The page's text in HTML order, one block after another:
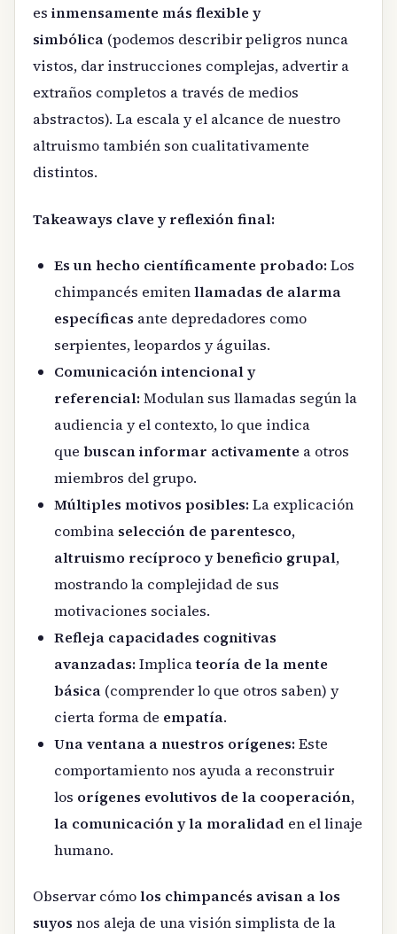
es inmensamente más flexible y
simbólica (podemos describir peligros nunca
vistos, dar instrucciones complejas, advertir a
extraños completos a través de medios
abstractos). La escala y el alcance de nuestro
altruismo también son cualitativamente
distintos.
Takeaways clave y reflexión final:
Es un hecho científicamente probado:Los
chimpancés emitenllamadas de alarma
específicas ante depredadores como
serpientes, leopardos y águilas.
Comunicación intencional y
referencial:Modulan sus llamadas según la
audiencia y el contexto, lo que indica
que buscan informar activamente a otros
miembros del grupo.
Múltiples motivos posibles:La explicación
combina selección de parentesco,
altruismo recíproco y beneficio grupal,
mostrando la complejidad de sus
motivaciones sociales.
Refleja capacidades cognitivas
avanzadas:Implicateoría de la mente
básica (comprender lo que otros saben) y
cierta forma de empatía.
Una ventana a nuestros orígenes:Este
comportamiento nos ayuda a reconstruir
los orígenes evolutivos de la cooperación,
la comunicación y la moralidad en el linaje
humano.
Observar cómolos chimpancés avisan a los
suyos nos aleja de una visión simplista de la